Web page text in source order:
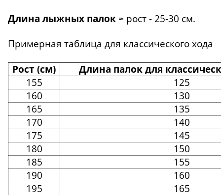
Длина лыжных палок ≈ рост - 25-30 см.
Примерная таблица для классического хода
Рост (см)
Длина палок для
155
125
160
130
165
135
170
140
175
145
180
150
185
155
190
160
195
165